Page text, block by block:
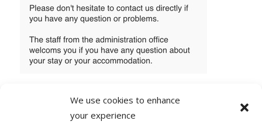
We use cookies to enhance
your experience
1 COMMENTAIRE